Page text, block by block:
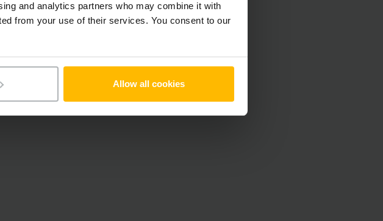
and analytics partners who may combine it with
from your use of their services. You consent to our
Allow all cookies